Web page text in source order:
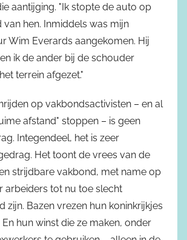
aantijging. "Ik stopte de auto op
van hen. Inmiddels was mijn
Wim Everards aangekomen. Hij
ik de ander bij de schouder
terrein afgezet."
op vakbondsactivisten – en al
afstand" stoppen – is geen
Integendeel, het is zeer
Het toont de vrees van de
strijdbare vakbond, met name op
arbeiders tot nu toe slecht
zijn. Bazen vrezen hun koninkrijkjes
En hun winst die ze maken, onder